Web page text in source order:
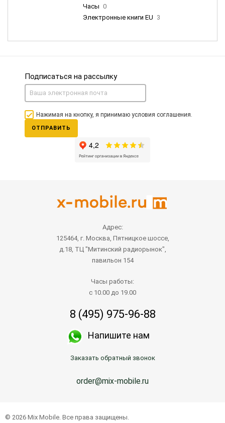
Часы 0
Электронные книги EU 3
Подписаться на рассылку
Нажимая на кнопку, я принимаю условия соглашения.
ОТПРАВИТЬ
Адрес:
125464, г. Москва, Пятницкое шоссе,
д.18, ТЦ "Митинский радиорынок",
павильон 154
Часы работы:
с 10.00 до 19.00
8 (495) 975-96-88
Напишите нам
Заказать обратный звонок
order@mix-mobile.ru
© 2026 Mix Mobile. Все права защищены.